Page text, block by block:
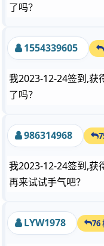
了吗？
1554339605
我2023-12-24签到,获
了吗？
986314968
我2023-12-24签到,获
再来试试手气吧？
LYW1978 76